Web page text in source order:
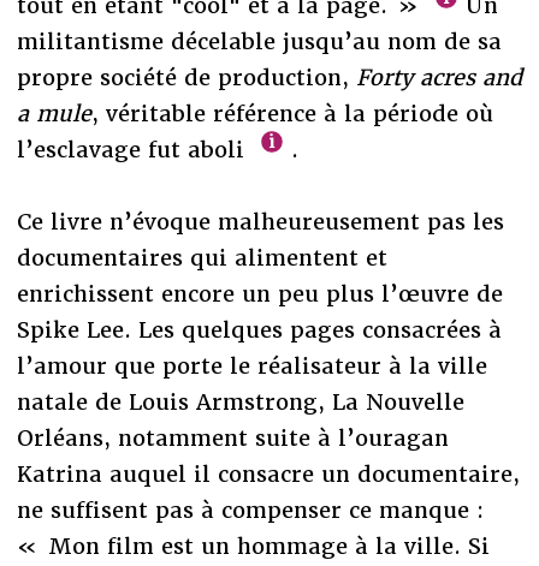
militantisme décelable jusqu’au nom de sa
propre société de production, Forty acres and
a mule, véritable référence à la période où
l’esclavage fut aboli
.
Ce livre n’évoque malheureusement pas les
documentaires qui alimentent et
enrichissent encore un peu plus l’œuvre de
Spike Lee. Les quelques pages consacrées à
l’amour que porte le réalisateur à la ville
natale de Louis Armstrong, La Nouvelle
Orléans, notamment suite à l’ouragan
Katrina auquel il consacre un documentaire,
ne suffisent pas à compenser ce manque :
« Mon film est un hommage à la ville. Si